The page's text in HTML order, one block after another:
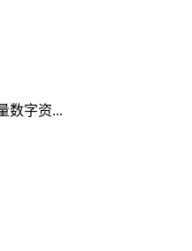
数字资...